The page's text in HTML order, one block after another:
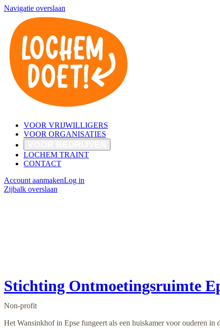
Navigatie overslaan
VOOR VRIJWILLIGERS
VOOR ORGANISATIES
LOCHEM TRAINT
CONTACT
Account aanmakenLog in
Zijbalk overslaan
Stichting Ontmoetingsruimte
Non-profit
Het Wansinkhof in Epse fungeert als een huis­kamer voor ouderen